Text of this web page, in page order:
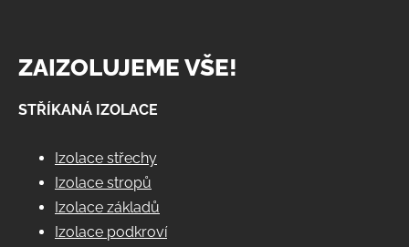
ZAIZOLUJEME VŠE!
STŘÍKANÁ IZOLACE
Izolace střechy
Izolace stropů
Izolace základů
Izolace podkroví